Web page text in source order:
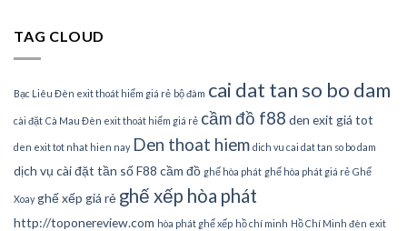
TAG CLOUD
Bạc Liêu Đèn exit thoát hiểm giá rẻ bộ đàm cai dat tan so bo dam
cài đặt Cà Mau Đèn exit thoát hiểm giá rẻ cầm đồ f88 den exit giá tot
den exit tot nhat hien nay Den thoat hiem dich vu cai dat tan so bo dam
dịch vụ cài đặt tần sốF88 cầm đồ ghế hòa phát ghế hòa phát giá rẻ Ghế
Xoay ghế xếp giá rẻ ghế xếp hòa phát
http://toponereview.com hòa phát ghế xếp hồ chí minh Hồ Chí Minh đèn exit